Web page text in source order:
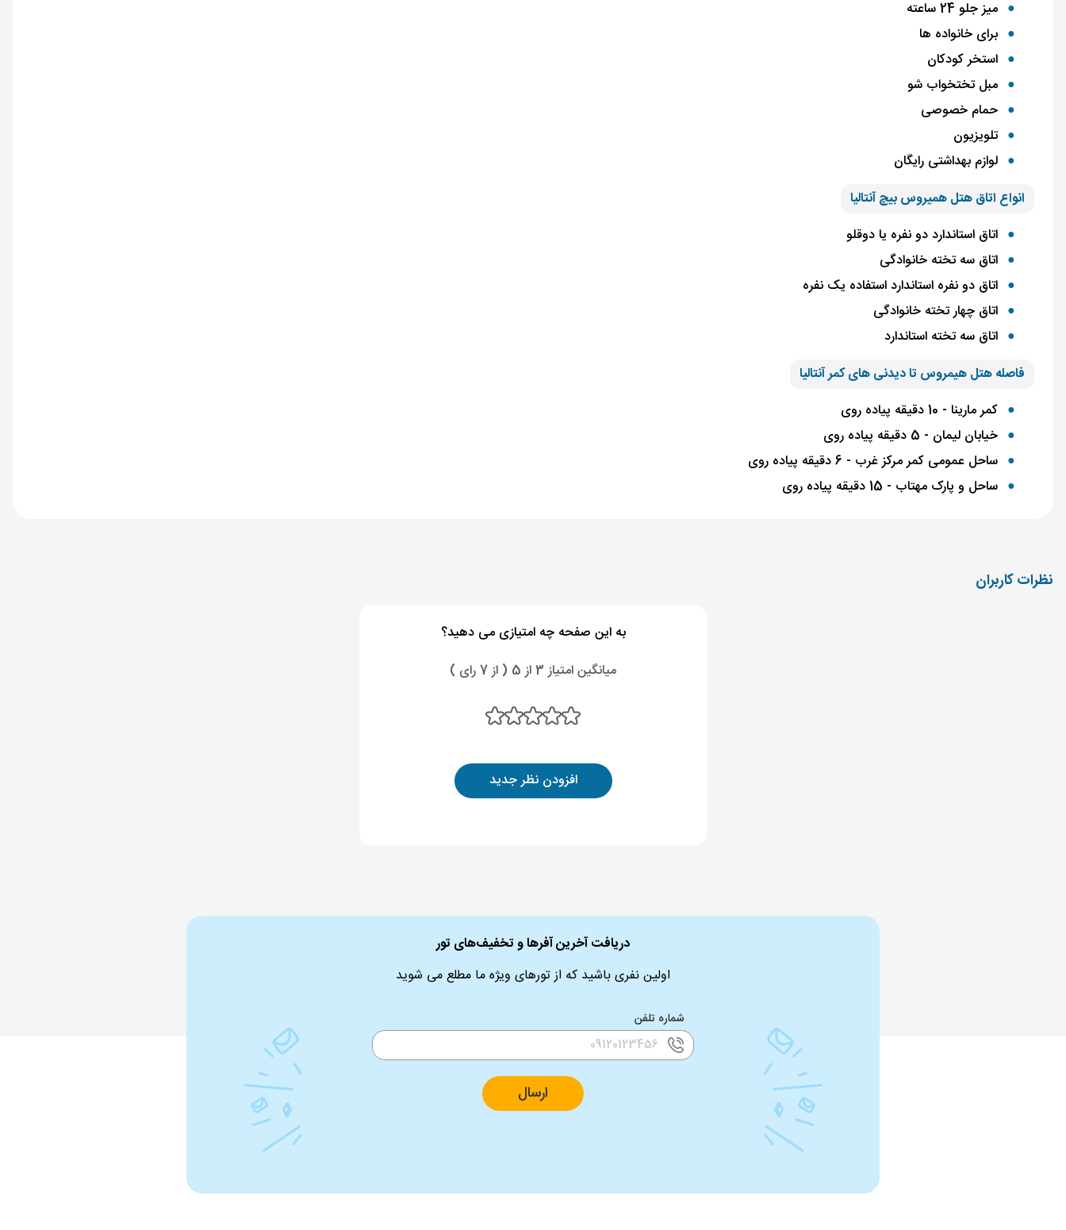
میز جلو 24 ساعته
برای خانواده ها
استخر کودکان
مبل تختخواب شو
حمام خصوصی
تلویزیون
لوازم بهداشتی رایگان
انواع اتاق هتل همیروس بیچ آنتالیا
اتاق استاندارد دو نفره یا دوقلو
اتاق سه تخته خانوادگی
اتاق دو نفره استاندارد استفاده یک نفره
اتاق چهار تخته خانوادگی
اتاق سه تخته استاندارد
فاصله هتل هیمروس تا دیدنی های کمر آنتالیا
کمر مارینا - 10 دقیقه پیاده روی
خیابان لیمان - 5 دقیقه پیاده روی
ساحل عمومی کمر مرکز غرب - 6 دقیقه پیاده روی
ساحل و پارک مهتاب - 15 دقیقه پیاده روی
نظرات کاربران
به این صفحه چه امتیازی می دهید؟
میانگین امتیاز 3 از 5 ( از 7 رای )
افزودن نظر جدید
دریافت آخرین آفرها و تخفیف‌های تور
اولین نفری باشید که از تورهای ویژه ما مطلع می شوید
شماره تلفن
ارسال